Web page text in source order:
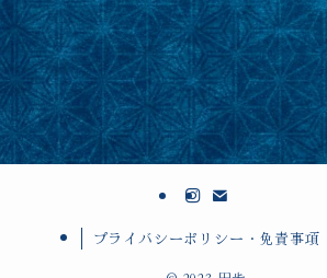
プライバシーポリシー・免責事項